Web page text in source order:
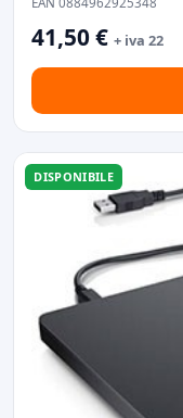
41,50 € + iva 22
DISPONIBILE